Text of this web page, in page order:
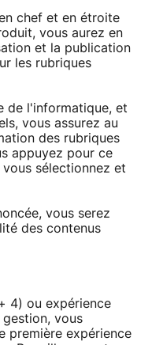
chef et en étroite
vous aurez en
et la publication
les rubriques
de l'informatique, et
vous assurez au
des rubriques
appuyez pour ce
sélectionnez et
vous serez
des contenus
4) ou expérience
gestion, vous
première expérience